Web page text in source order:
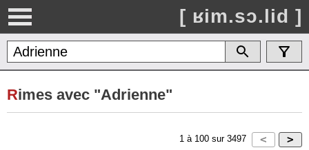
[ ʁim.sɔ.lid ]
Rimes avec "Adrienne"
1 à 100 sur 3497